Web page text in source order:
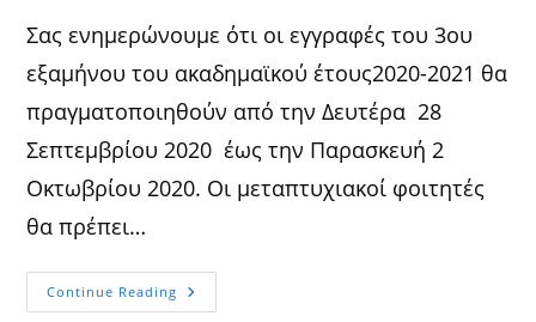
Σας ενημερώνουμε ότι οι εγγραφές του 3ου
εξαμήνου του ακαδημαϊκού έτους2020-2021 θα
πραγματοποιηθούν από την Δευτέρα 28
Σεπτεμβρίου 2020 έως την Παρασκευή 2
Οκτωβρίου 2020. Οι μεταπτυχιακοί φοιτητές
θα πρέπει…
Continue Reading ΑΝΑΚΟΙΝΩΣΗ
ΕΓΓΡΑΦΗΣ